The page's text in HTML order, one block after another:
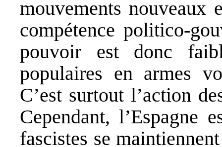
mouvements nouveaux
compétence politico-
pouvoir est donc
populaires en armes
C’est surtout l’action
Cependant, l’Espagne
fascistes se